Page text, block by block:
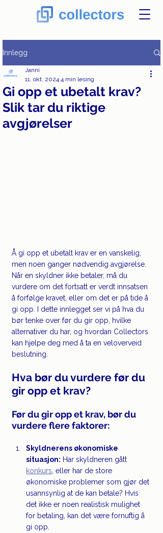
Innlegg
Gi opp et ubetalt krav?
Slik tar du riktige
avgjørelser
Janni
11. okt. 2024 4 min lesing
Å gi opp et ubetalt krav er en vanskelig,
men noen ganger nødvendig avgjørelse.
Når en skyldner ikke betaler, må du
vurdere om det fortsatt er verdt innsatsen
å forfølge kravet, eller om det er på tide å
gi opp. I dette innlegget ser vi på hva du
bør tenke over før du gir opp, hvilke
alternativer du har, og hvordan Collectors
kan hjelpe deg med å ta en veloverveid
beslutning.
Hva bør du vurdere før du
gir opp et krav?
Før du gir opp et krav, bør du
vurdere flere faktorer:
Skyldnerens økonomiske
situasjon: Har skyldneren gått
konkurs , eller har de store
økonomiske problemer som gjør det
usannsynlig at de kan betale? Hvis
det ikke er noen realistisk mulighet
for betaling, kan det være fornuftig å
gi opp.